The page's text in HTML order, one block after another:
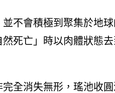
不會積極到聚集於地
死亡」時以肉體狀態
全消失無形，瑤池收